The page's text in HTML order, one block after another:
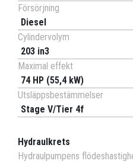
Försörjning
Diesel
Cylindervolym
203 in3
Maximal effekt
74 HP (55,4 kW)
Utsläppsbestämmelser
Stage V/Tier 4f
Hydraulkrets
Hydraulpumpens